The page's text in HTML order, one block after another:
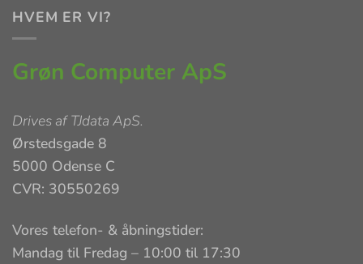
HVEM ER VI?
Grøn Computer ApS
Drives afTJdata ApS.
Ørstedsgade 8
5000 Odense C
CVR: 30550269
Vores telefon- & åbningstider:
Mandag til Fredag – 10:00 til 17:30